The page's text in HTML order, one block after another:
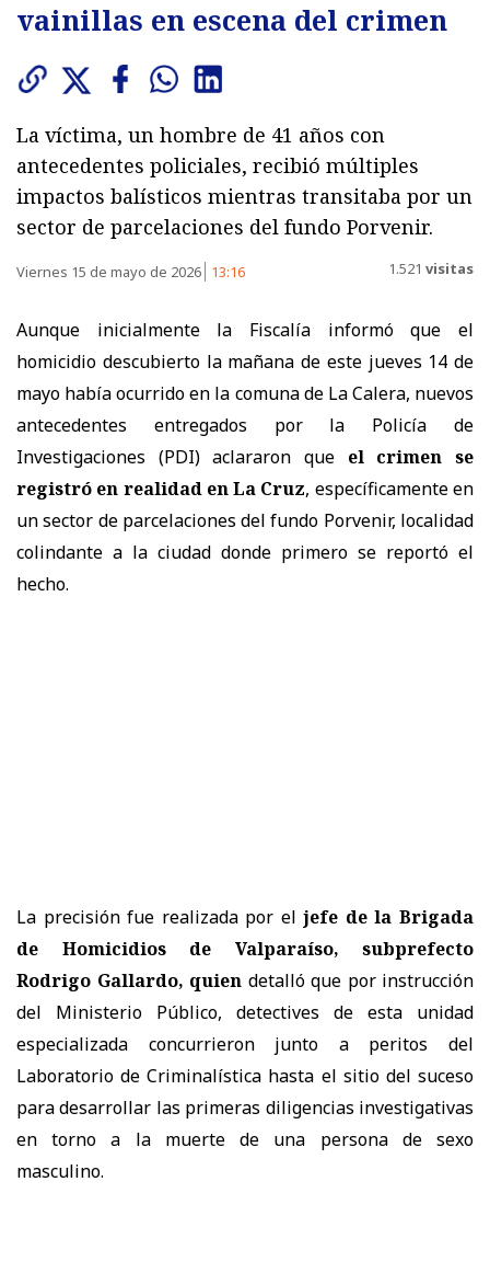
vainillas en escena del crimen
La víctima, un hombre de 41 años con
antecedentes policiales, recibió múltiples
impactos balísticos mientras transitaba por un
sector de parcelaciones del fundo Porvenir.
Viernes 15 de mayo de 2026 13:16 1.521 visitas
Aunque inicialmente la Fiscalía informó que el
homicidio descubierto la mañana de este jueves 14 de
mayo había ocurrido en la comuna de La Calera, nuevos
antecedentes entregados por la Policía de
Investigaciones (PDI) aclararon que el crimen se
registró en realidad en La Cruz, específicamente en
un sector de parcelaciones del fundo Porvenir, localidad
colindante a la ciudad donde primero se reportó el
hecho.
La precisión fue realizada por eljefe de la Brigada
de Homicidios de Valparaíso, subprefecto
Rodrigo Gallardo, quien detalló que por instrucción
del Ministerio Público, detectives de esta unidad
especializada concurrieron junto a peritos del
Laboratorio de Criminalística hasta el sitio del suceso
para desarrollar las primeras diligencias investigativas
en torno a la muerte de una persona de sexo
masculino.